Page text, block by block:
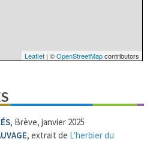
Leaflet| ©OpenStreetMapcontributors
, Brève, janvier 2025
, extrait de L'herbier du